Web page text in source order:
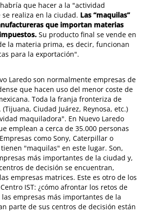
que hacer a la "actividad
realiza en la ciudad. Las “maquilas”
que importan materias
Su producto final se vende en
la materia prima, es decir, funcionan
para la exportación".
Laredo son normalmente empresas de
que hacen uso del menor coste de
Toda la franja fronteriza de
(Tijuana, Ciudad Juárez, Reynosa, etc.)
maquiladora". En Nuevo Laredo
emplean a cerca de 35.000 personas
como Sony, Caterpillar o
"maquilas" en este lugar. Son,
más importantes de la ciudad y,
de decisión se encuentran,
empresas matrices. Este es otro de los
IST: ¿cómo afrontar los retos de
empresas más importantes de la
parte de sus centros de decisión están